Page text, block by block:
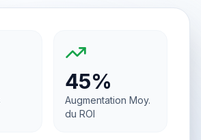
45%
Augmentation Moy.
du ROI